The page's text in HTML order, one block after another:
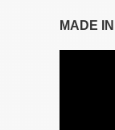
MADE